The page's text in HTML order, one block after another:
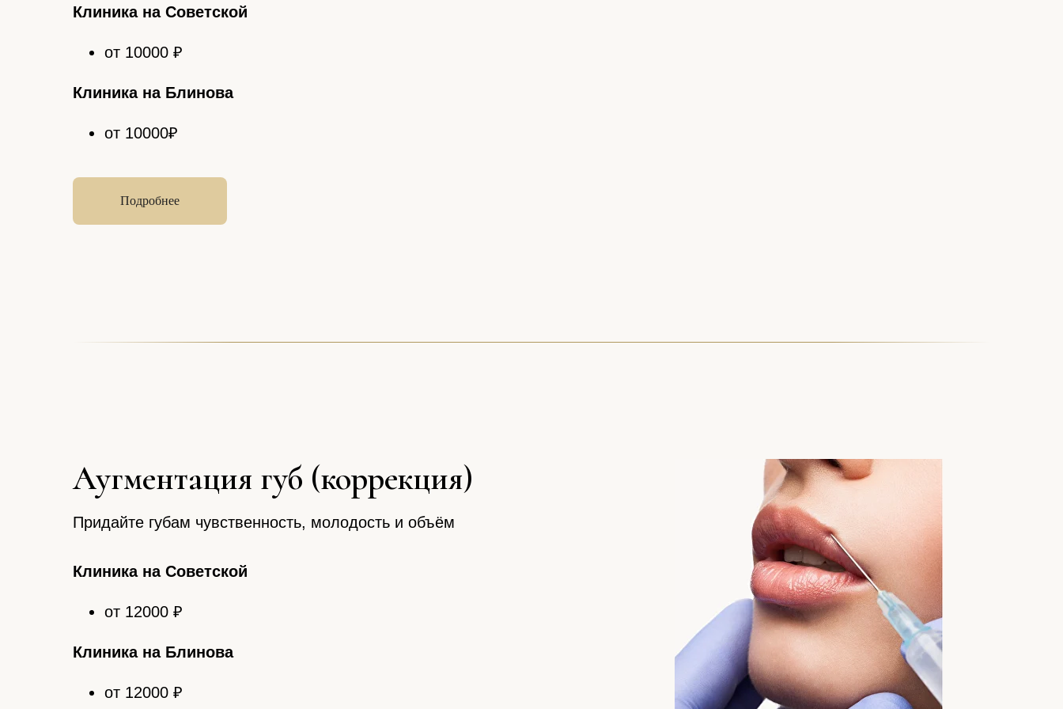
Клиника на Советской
от 10000 ₽
Клиника на Блинова
от 10000₽
Подробнее
Аугментация губ (коррекция)
Придайте губам чувственность, молодость и объём
Клиника на Советской
от 12000 ₽
Клиника на Блинова
от 12000 ₽